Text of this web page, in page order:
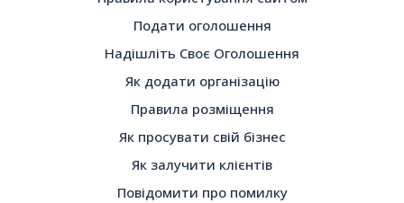
Подати оголошення
Надішліть Своє Оголошення
Як додати організацію
Правила розміщення
Як просувати свій бізнес
Як залучити клієнтів
Повідомити про помилку